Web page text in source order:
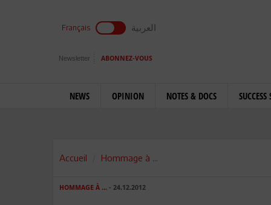
Français العربية
Newsletter ABONNEZ-VOUS
NEWS OPINION NOTES & DOCS SUCCESS
Accueil Hommage à ...
HOMMAGE À ... - 24.12.2012